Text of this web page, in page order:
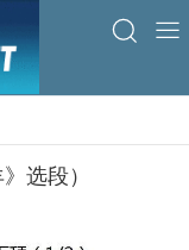
选段）